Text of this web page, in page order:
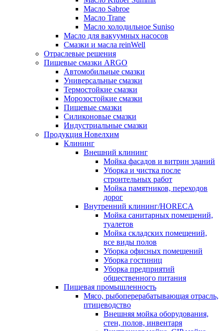
Масло Sabroe
Масло Trane
Масло холодильное Suniso
Масло для вакуумных насосов
Смазки и масла reinWell
Отраслевые решения
Пищевые смазки ARGO
Автомобильные смазки
Универсальные смазки
Термостойкие смазки
Морозостойкие смазки
Пищевые смазки
Силиконовые смазки
Индустриальные смазки
Продукция Новелхим
Клининг
Внешний клининг
Мойка фасадов и витрин зданий
Уборка и чистка после
строительных работ
Мойка памятников, переходов
дорог
Внутренний клининг/HORECA
Мойка санитарных помещений,
туалетов
Мойка складских помещений,
все виды полов
Уборка офисных помещений
Уборка гостиниц
Уборка предприятий
общественного питания
Пищевая промышленность
Мясо, рыбоперерабатывающая отрасль,
птицеводство
Внешняя мойка оборудования,
стен, полов, инвентаря